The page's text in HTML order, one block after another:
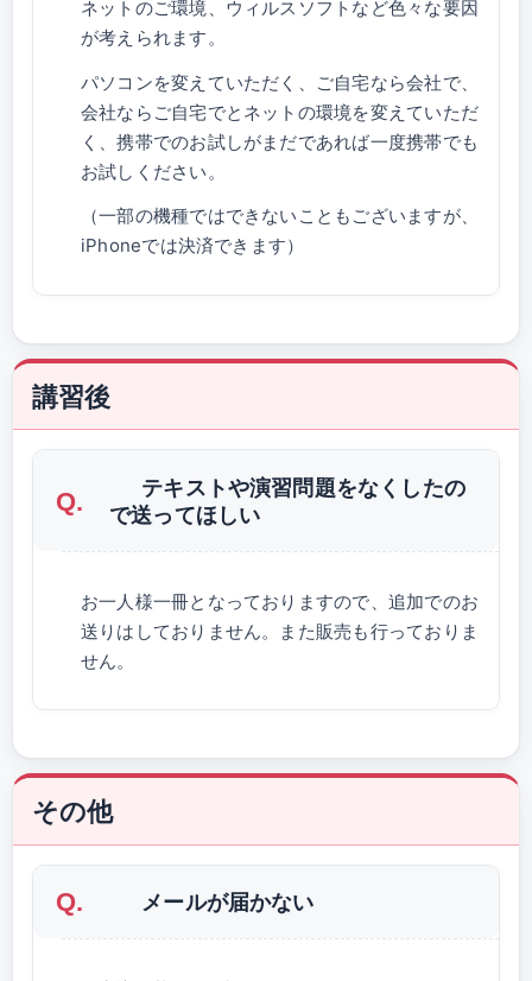
ネットのご環境、ウィルスソフトなど色々な要因
が考えられます。
パソコンを変えていただく、ご自宅なら会社で、
会社ならご自宅でとネットの環境を変えていただ
く、携帯でのお試しがまだであれば一度携帯でも
お試しください。
（一部の機種ではできないこともございますが、
iPhoneでは決済できます）
講習後
テキストや演習問題をなくしたの
で送ってほしい
お一人様一冊となっておりますので、追加でのお
送りはしておりません。また販売も行っておりま
せん。
その他
メールが届かない